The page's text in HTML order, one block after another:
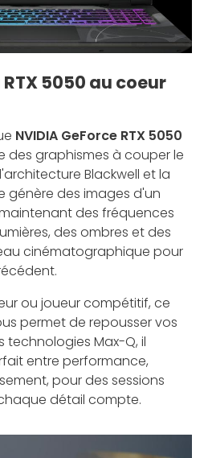
5050 au coeur
NVIDIA GeForce RTX 5050
des graphismes à couper le
Blackwell et la
génère des images d'un
des fréquences
des ombres et des
cinématographique pour
ou joueur compétitif, ce
permet de repousser vos
technologies Max-Q, il
entre performance,
pour des sessions
détail compte.